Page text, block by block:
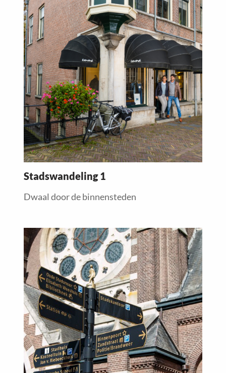
Stadswandeling 1
Dwaal door de binnensteden
about
Read
more
about